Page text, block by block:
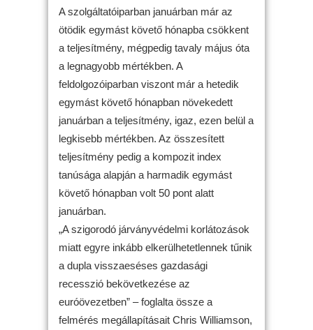
A szolgáltatóiparban januárban már az
ötödik egymást követő hónapba csökkent
a teljesítmény, mégpedig tavaly május óta
a legnagyobb mértékben. A
feldolgozóiparban viszont már a hetedik
egymást követő hónapban növekedett
januárban a teljesítmény, igaz, ezen belül a
legkisebb mértékben. Az összesített
teljesítmény pedig a kompozit index
tanúsága alapján a harmadik egymást
követő hónapban volt 50 pont alatt
januárban.
„A szigorodó járványvédelmi korlátozások
miatt egyre inkább elkerülhetetlennek tűnik
a dupla visszaeséses gazdasági
recesszió bekövetkezése az
euróövezetben” – foglalta össze a
felmérés megállapításait Chris Williamson,